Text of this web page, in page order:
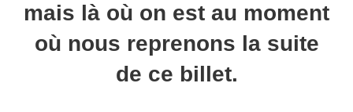
mais là où on est au moment
où nous reprenons la suite
de ce billet.